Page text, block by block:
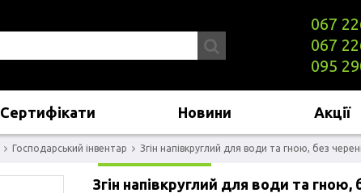
067
067
095
Сертифікати Новини Акції
Господарський інвентар Згін напівкруглий для води та гною, без
Згін напівкруглий для води та гною,